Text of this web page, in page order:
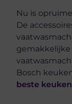
Nu is
De
Bosch
beste